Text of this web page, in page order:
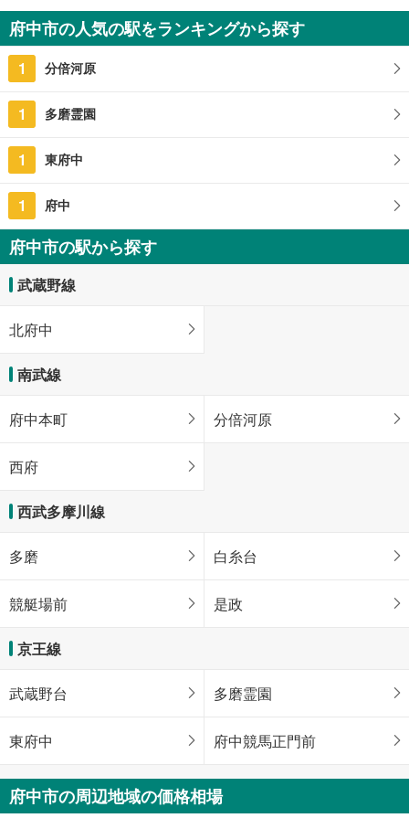
3,999万円
80.23m 2（実測）
府中市の人気の駅をランキングから探す
1 分倍河原
1 多磨霊園
1 東府中
1 府中
府中市の駅から探す
武蔵野線
北府中
南武線
府中本町 分倍河原
西府
西武多摩川線
多磨 白糸台
競艇場前 是政
京王線
武蔵野台 多磨霊園
東府中 府中競馬正門前
府中市の周辺地域の価格相場